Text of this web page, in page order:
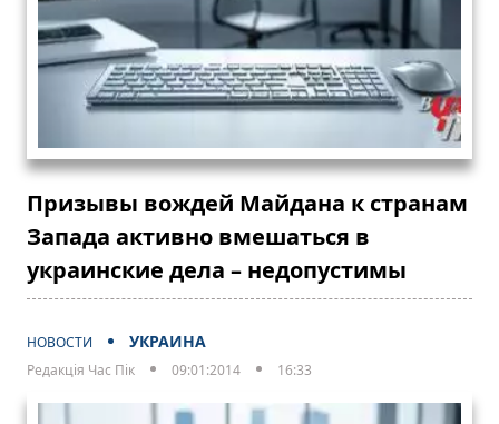
Призывы вождей Майдана к странам
Запада активно вмешаться в
украинские дела – недопустимы
НОВОСТИ УКРАИНА
Редакція Час Пік 09:01:2014 16:33